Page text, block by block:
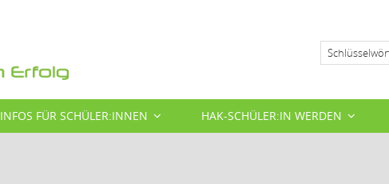
Suche
INFOS FÜR SCHÜLER:INNEN HAK-SCHÜLER:IN WERDEN